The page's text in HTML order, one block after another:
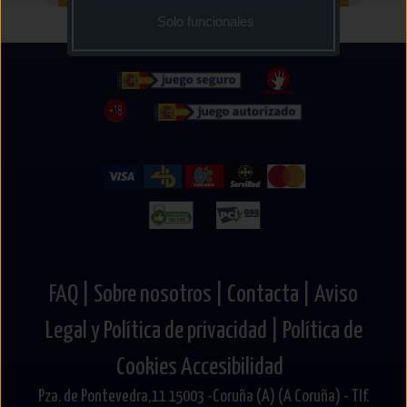
FAQ | Sobre nosotros | Contacta |
Aviso
Legal y Política de privacidad | Política de
CookiesAccesibilidad
Pza. de Pontevedra,11 15003 -Coruña (A) (A Coruña) - Tlf.
Solo funcionales